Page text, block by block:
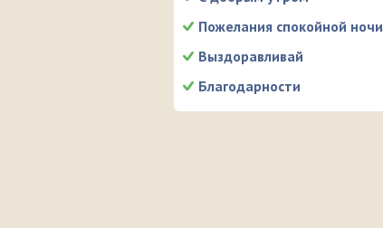
Пожелания спокойной ночи
Выздоравливай
Благодарности